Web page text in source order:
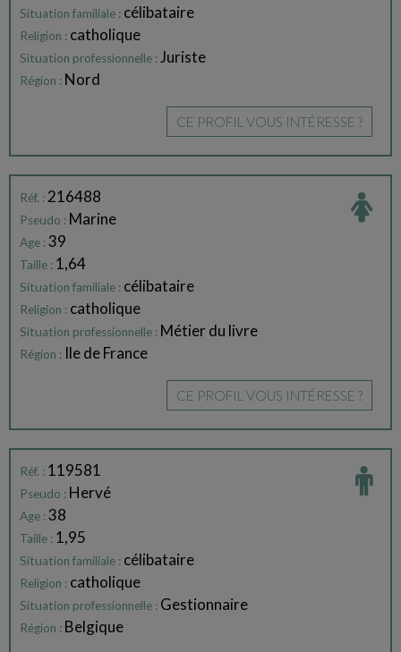
Situation familiale : célibataire
Religion : catholique
Situation professionnelle : Juriste
Région : Nord
CE PROFIL VOUS INTÉRESSE ?
Réf. : 216488
Pseudo : Marine
Age :39
Taille : 1,64
Situation familiale : célibataire
Religion : catholique
Situation professionnelle : Métier du livre
Région : Ile de France
CE PROFIL VOUS INTÉRESSE ?
Réf. : 119581
Pseudo : Hervé
Age :38
Taille : 1,95
Situation familiale : célibataire
Religion : catholique
Situation professionnelle : Gestionnaire
Région : Belgique